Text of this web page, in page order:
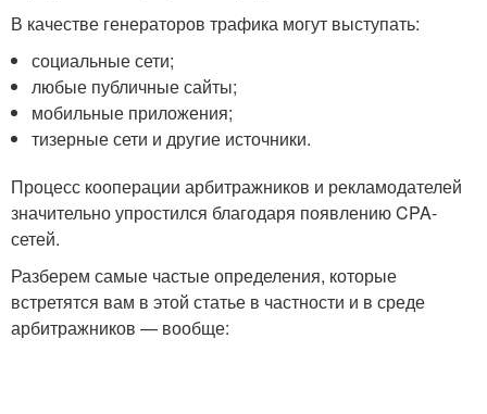
В качестве генераторов трафика могут выступать:
социальные сети;
любые публичные сайты;
мобильные приложения;
тизерные сети и другие источники.
Процесс кооперации арбитражников и рекламодателей
значительно упростился благодаря появлению CPA-
сетей.
Разберем самые частые определения, которые
встретятся вам в этой статье в частности и в среде
арбитражников — вообще: